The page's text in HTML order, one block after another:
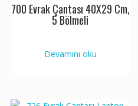
700 Evrak Çantası 40X29 Cm,
5 Bölmeli
Devamını oku